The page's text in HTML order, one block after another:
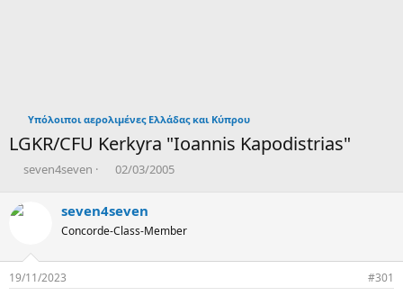
Υπόλοιποι αερολιμένες Ελλάδας και Κύπρου
LGKR/CFU Kerkyra "Ioannis Kapodistrias"
T
e
s
t
seven4seven
Η
ρ
ο
η
02/03/2005
seven4seven
Concorde-Class-Member
19/11/2023 #301